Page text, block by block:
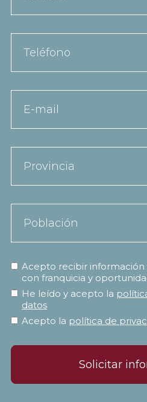
Acepto recibir información
con franquicia y
He leído y acepto la
datos
Acepto la política de
Solicitar